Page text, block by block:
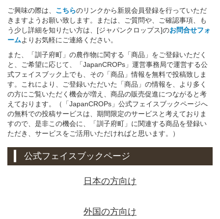
ご興味の際は、 こちらのリンクから新規会員登録を行っていただ
きますようお願い致します。または、ご質問や、ご確認事項、も
う少し詳細を知りたい方は、[ジャパンクロップス]のお問合せフォ
ームよりお気軽にご連絡ください。
また、「訓子府町」の農作物に関する「商品」をご登録いただく
と、ご希望に応じて、「JapanCROPs」運営事務局で運営する公
式フェイスブック上でも、その「商品」情報を無料で投稿致しま
す。これにより、ご登録いただいた「商品」の情報を、より多く
の方にご覧いただく機会が増え、商品の販売促進につながると考
えております。（「JapanCROPs」公式フェイスブックページへ
の無料での投稿サービスは、期間限定のサービスと考えておりま
すので、是非この機会に、「訓子府町」に関連する商品を登録い
ただき、サービスをご活用いただければと思います。）
公式フェイスブックページ
日本の方向け
外国の方向け